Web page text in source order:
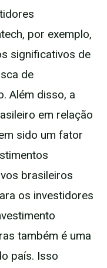
por exemplo,
significativos de
de
Além disso, a
em relação
sido um fator
brasileiros
os investidores
também é uma
país. Isso